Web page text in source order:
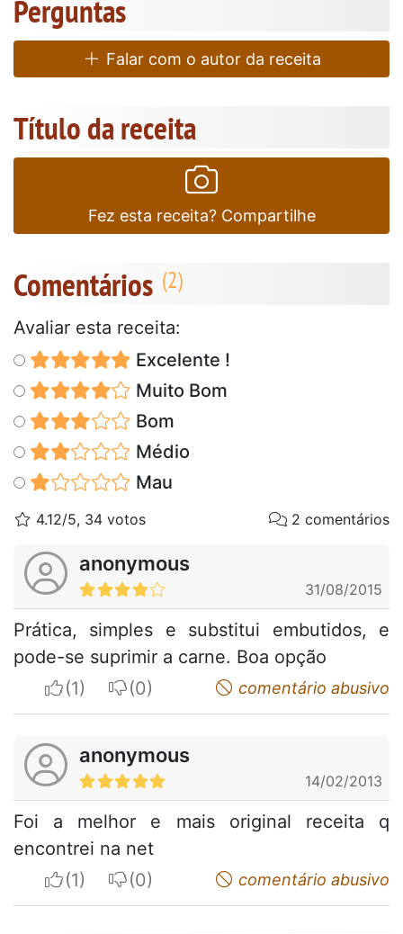
Perguntas
Falar com o autor da receita
Título da receita
Fez esta receita? Compartilhe
Comentários
Avaliar esta receita:
Excelente !
Muito Bom
Bom
Médio
Mau
4.12/5, 34 votos 2 comentários
anonymous
31/08/2015
Prática, simples e substitui embutidos, e
pode-se suprimir a carne. Boa opção
I apreciateI do not appreciatecomentário abusivo
anonymous
14/02/2013
Foi a melhor e mais original receita q
encontrei na net
I apreciateI do not appreciatecomentário abusivo